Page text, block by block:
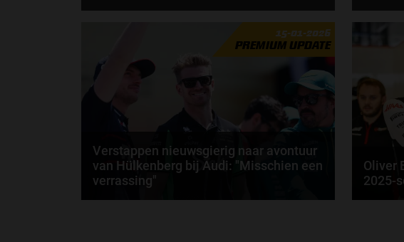
Per 2026 zeggen we gedag tegen KICK Sauber en
hallo tegen Audi. Toch verandert er op het eerste
Op dit
de
15-01-2026
PREMIUM UPDATE
Verstappen nieuwsgierig naar avontuur
van Hülkenberg bij Audi: "Misschien een
verrassing"
Oliver
2025-
We